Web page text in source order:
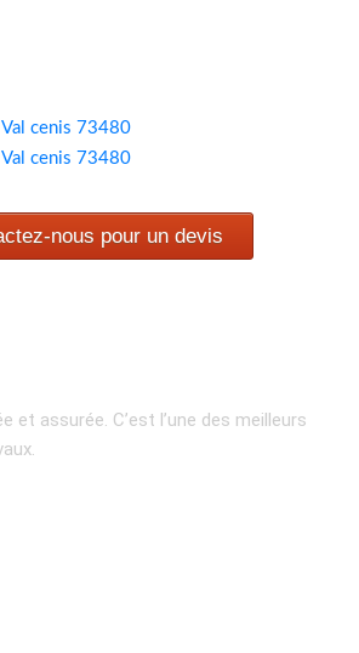
cenis 73480
cenis 73480
nous pour un devis
et assurée. C’est l’une des meilleurs